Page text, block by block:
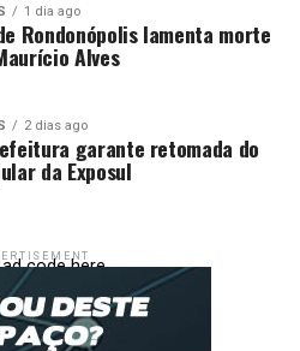
1 dia ago
Rondonópolis lamenta morte
Alves
2 dias ago
garante retomada do
da Exposul
code here